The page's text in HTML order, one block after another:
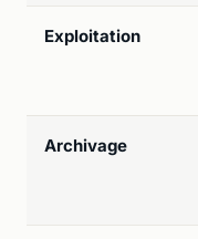
Exploitation
Archivage